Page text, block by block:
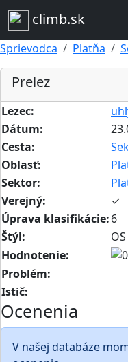
climb.sk
Sprievodca Platňa
Prelez
Lezec:
Dátum:
Cesta:
Oblasť:
Sektor:
Verejný:
✓
Úprava klasifikácie:6
Štýl:
OS
Hodnotenie:
Problém:
Istič:
Ocenenia
V našej databáze